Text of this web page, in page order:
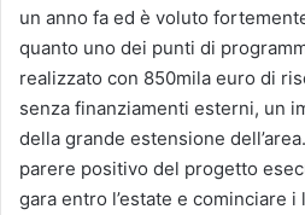
un anno fa ed è voluto
quanto uno dei punti di
realizzato con 850mila euro di
senza finanziamenti esterni, un
della grande estensione
parere positivo del progetto
gara entro l’estate e cominciare i